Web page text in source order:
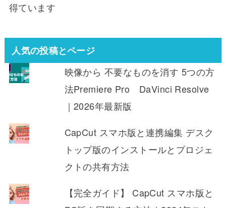
得ています
人気の投稿とページ
映像から 不要なものを消す 5つの方
法Premiere Pro DaVinci Resolve
｜2026年最新版
CapCut スマホ版と連携編集 デスク
トップ版のインストールとプロジェ
クトの共有方法
【完全ガイド】 CapCut スマホ版と